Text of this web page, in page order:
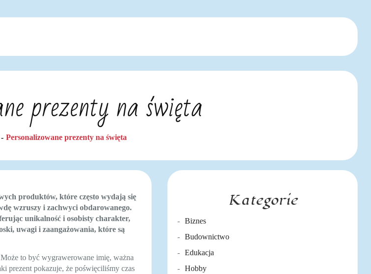
prezenty na święta
Personalizowane prezenty na święta
produktów, które często wydają się
wzruszy i zachwyci obdarowanego.
unikalność i osobisty charakter,
uwagi i zaangażowania, które są
to być wygrawerowane imię, ważna
prezent pokazuje, że poświęciliśmy czas
Kategorie
Biznes
Budownictwo
Edukacja
Hobby